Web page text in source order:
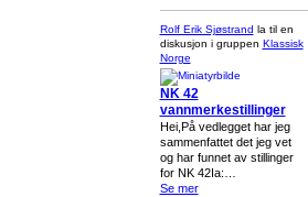
Rolf Erik Sjøstrand la til en
diskusjon i gruppen Klassisk
Norge
NK 42
vannmerkestillinger
Hei,På vedlegget har jeg
sammenfattet det jeg vet
og har funnet av stillinger
for NK 42Ia:…
Se mer